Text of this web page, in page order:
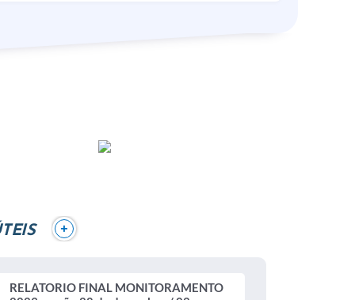
+
RELATORIO FINAL MONITORAMENTO